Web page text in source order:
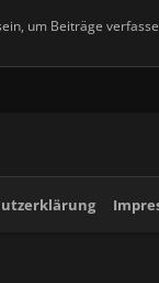
um Beiträge